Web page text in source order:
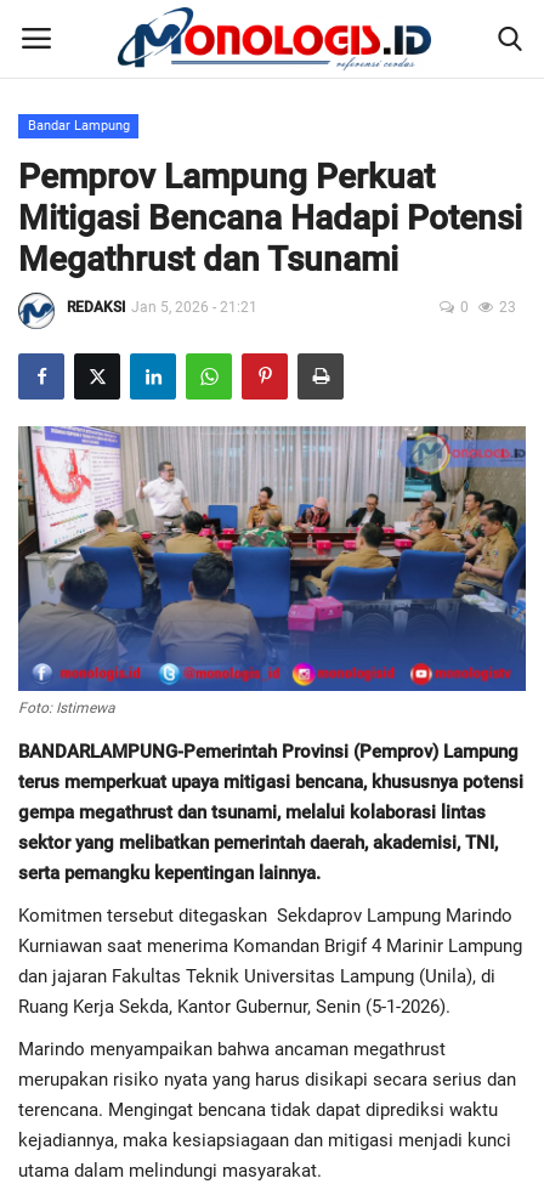
Home
Kontak
Disclaimer
Susunan Redaksi
Nusantara
Galeri
Regional
Pendidikan
Olahraga
Wisata
Politik
Hukum & Kriminal
Advertorial
Monologis TV
Bandar Lampung
Pemprov Lampung Perkuat
Mitigasi Bencana Hadapi Potensi
Megathrust dan Tsunami
REDAKSI Jan 5, 2026 - 21:21 0 23
Foto: Istimewa
BANDARLAMPUNG-Pemerintah Provinsi (Pemprov) Lampung
terus memperkuat upaya mitigasi bencana, khususnya potensi
gempa megathrust dan tsunami, melalui kolaborasi lintas
sektor yang melibatkan pemerintah daerah, akademisi, TNI,
serta pemangku kepentingan lainnya.
Komitmen tersebut ditegaskan Sekdaprov Lampung Marindo
Kurniawan saat menerima Komandan Brigif 4 Marinir Lampung
dan jajaran Fakultas Teknik Universitas Lampung (Unila), di
Ruang Kerja Sekda, Kantor Gubernur, Senin (5-1-2026).
Marindo menyampaikan bahwa ancaman megathrust
merupakan risiko nyata yang harus disikapi secara serius dan
terencana. Mengingat bencana tidak dapat diprediksi waktu
kejadiannya, maka kesiapsiagaan dan mitigasi menjadi kunci
utama dalam melindungi masyarakat.